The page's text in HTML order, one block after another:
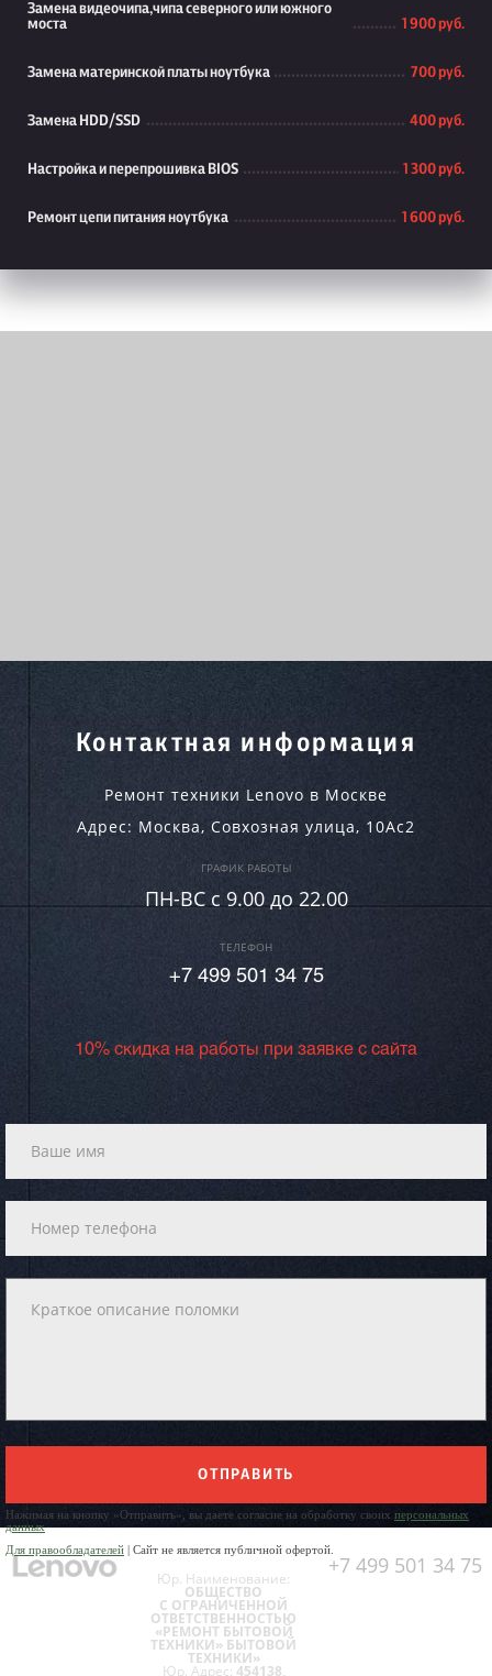
Замена видеочипа,чипа северного или южного
моста
1 900 руб.
Замена материнской платы ноутбука 700 руб.
Замена HDD/SSD 400 руб.
Настройка и перепрошивка BIOS 1 300 руб.
Ремонт цепи питания ноутбука 1 600 руб.
Контактная информация
Ремонт техники Lenovo в Москве
Адрес: Москва, Совхозная улица, 10Ас2
ГРАФИК РАБОТЫ
ПН-ВC c 9.00 до 22.00
ТЕЛЕФОН
+7 499 501 34 75
10% скидка на работы при заявке с сайта
ОТПРАВИТЬ
Нажимая на кнопку «Отправить», вы даете согласие на обработку своих персональных
данных
Для правообладателей | Сайт не является публичной офертой.
+7 499 501 34 75
Юр. Наименование:
ОБЩЕСТВО
С ОГРАНИЧЕННОЙ
ОТВЕТСТВЕННОСТЬЮ
«РЕМОНТ БЫТОВОЙ
ТЕХНИКИ» БЫТОВОЙ
ТЕХНИКИ»
Юр. Адрес: 454138,